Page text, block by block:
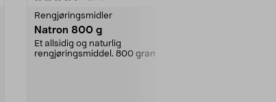
Rengjøringsmidler
Natron 800 g
Et allsidig og naturlig
rengjøringsmiddel. 800 gram